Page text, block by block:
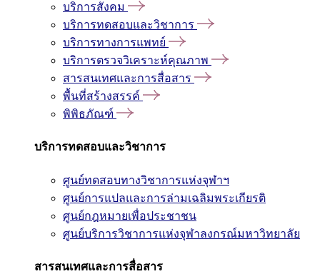
บริการสังคม
บริการทดสอบและวิชาการ
บริการทางการแพทย์
บริการตรวจวิเคราะห์คุณภาพ
สารสนเทศและการสื่อสาร
พื้นที่สร้างสรรค์
พิพิธภัณฑ์
บริการทดสอบและวิชาการ
ศูนย์ทดสอบทางวิชาการแห่งจุฬาฯ
ศูนย์การแปลและการล่ามเฉลิมพระเกียรติ
ศูนย์กฎหมายเพื่อประชาชน
ศูนย์บริการวิชาการแห่งจุฬาลงกรณ์มหาวิทยาลัย
สารสนเทศและการสื่อสาร